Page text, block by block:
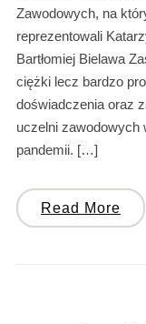
Zawodowych, na
reprezentowali
Bartłomiej Bielawa
ciężki lecz bardzo
doświadczenia oraz
uczelni zawodowych
pandemii. […]
Read More